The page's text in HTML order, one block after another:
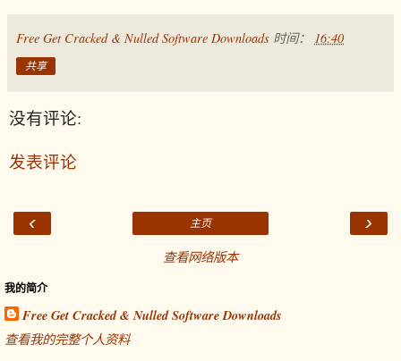
Free Get Cracked & Nulled Software Downloads 时间： 16:40
共享
没有评论:
发表评论
‹ ›
主页
查看网络版本
我的简介
Free Get Cracked & Nulled Software Downloads
查看我的完整个人资料